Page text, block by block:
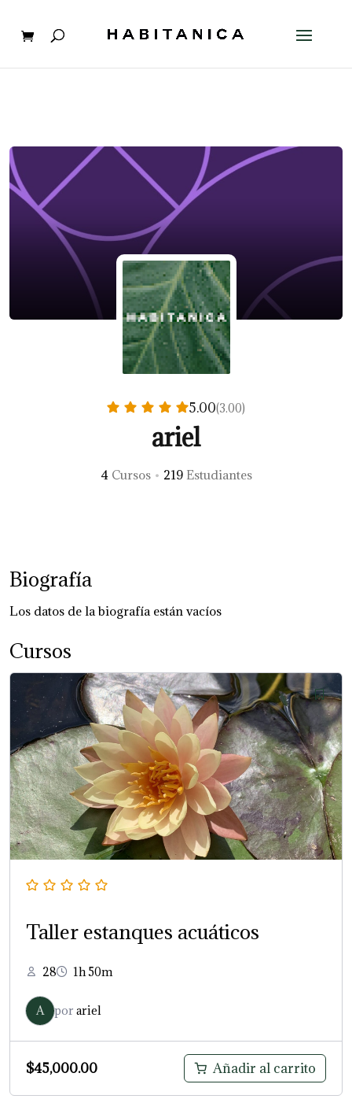
5.00(3.00)
ariel
4Cursos • 219Estudiantes
Biografía
Los datos de la biografía están vacíos
Cursos
Taller estanques acuáticos
28 1h 50m
A por ariel
$45,000.00 Añadir al carrito